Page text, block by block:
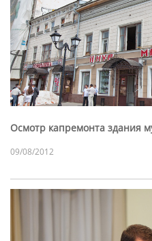
Осмотр капремонта здания
09/08/2012